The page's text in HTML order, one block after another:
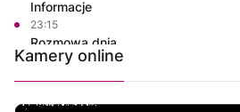
Informacje
23:15
Rozmowa dnia
Kamery online